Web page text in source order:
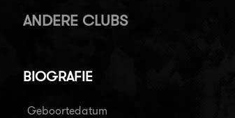
ANDERE CLUBS
BIOGRAFIE
Geboortedatum